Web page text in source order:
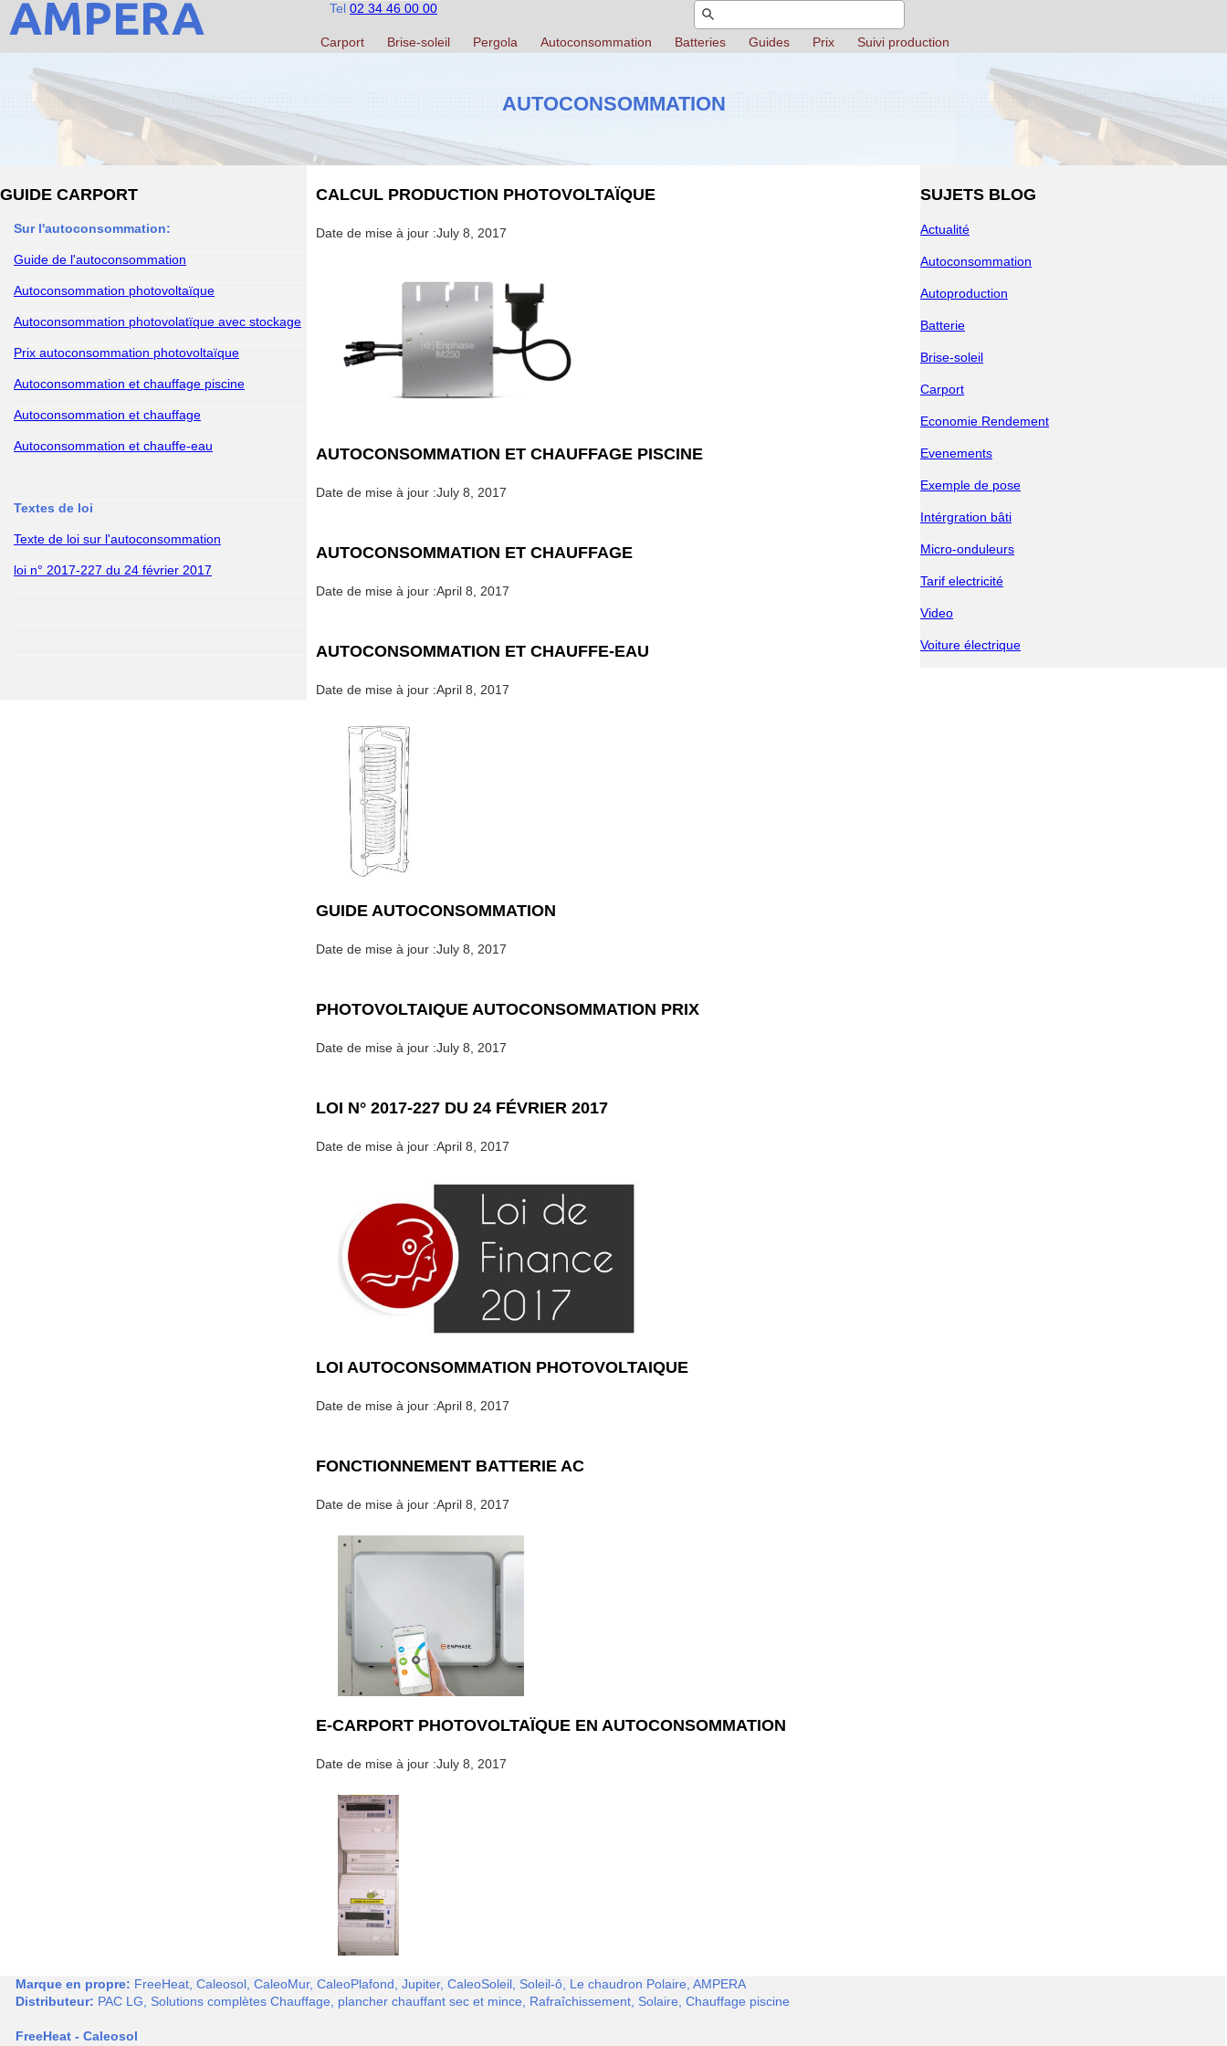
AMPERA Tel 02 34 46 00 00
Carport Brise-soleil Pergola Autoconsommation Batteries Guides Prix Suivi production
AUTOCONSOMMATION
GUIDE CARPORT
Sur l'autoconsommation:
Guide de l'autoconsommation
Autoconsommation photovoltaïque
Autoconsommation photovolatïque avec stockage
Prix autoconsommation photovoltaïque
Autoconsommation et chauffage piscine
Autoconsommation et chauffage
Autoconsommation et chauffe-eau
Textes de loi
Texte de loi sur l'autoconsommation
loi n° 2017-227 du 24 février 2017
CALCUL PRODUCTION PHOTOVOLTAÏQUE
Date de mise à jour :July 8, 2017
AUTOCONSOMMATION ET CHAUFFAGE PISCINE
Date de mise à jour :July 8, 2017
AUTOCONSOMMATION ET CHAUFFAGE
Date de mise à jour :April 8, 2017
AUTOCONSOMMATION ET CHAUFFE-EAU
Date de mise à jour :April 8, 2017
GUIDE AUTOCONSOMMATION
Date de mise à jour :July 8, 2017
PHOTOVOLTAIQUE AUTOCONSOMMATION PRIX
Date de mise à jour :July 8, 2017
LOI N° 2017-227 DU 24 FÉVRIER 2017
Date de mise à jour :April 8, 2017
LOI AUTOCONSOMMATION PHOTOVOLTAIQUE
Date de mise à jour :April 8, 2017
FONCTIONNEMENT BATTERIE AC
Date de mise à jour :April 8, 2017
E-CARPORT PHOTOVOLTAÏQUE EN AUTOCONSOMMATION
Date de mise à jour :July 8, 2017
SUJETS BLOG
Actualité
Autoconsommation
Autoproduction
Batterie
Brise-soleil
Carport
Economie Rendement
Evenements
Exemple de pose
Intérgration bâti
Micro-onduleurs
Tarif electricité
Video
Voiture électrique
Marque en propre: FreeHeat, Caleosol, CaleoMur, CaleoPlafond, Jupiter, CaleoSoleil, Soleil-ô, Le chaudron Polaire, AMPERA
Distributeur: PAC LG, Solutions complètes Chauffage, plancher chauffant sec et mince, Rafraîchissement, Solaire, Chauffage piscine
FreeHeat - Caleosol